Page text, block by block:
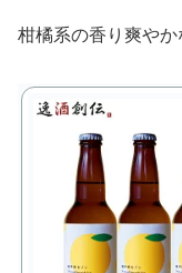
柑橘系の香り爽やか